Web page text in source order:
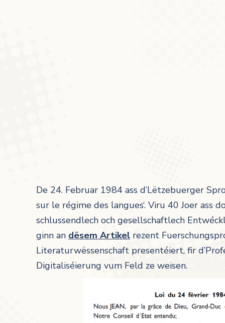
De 24. Februar 1984 ass d’Lëtzebuerger
sur le régime des langues‘. Viru 40 Joer ass
schlussendlech och gesellschaftlech
ginn an dësem Artikel rezent
Literaturwëssenschaft presentéiert, fir
Digitaliséierung vum Feld ze weisen.